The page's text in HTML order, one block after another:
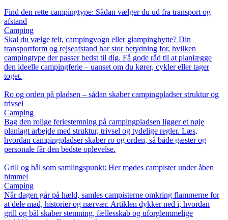
Find den rette campingtype: Sådan vælger du ud fra transport og
afstand
Camping
Skal du vælge telt, campingvogn eller glampinghytte? Din
transportform og rejseafstand har stor betydning for, hvilken
campingtype der passer bedst til dig. Få gode råd til at planlægge
den ideelle campingferie – uanset om du kører, cykler eller tager
toget.
Ro og orden på pladsen – sådan skaber campingpladser struktur og
trivsel
Camping
Bag den rolige feriestemning på campingpladsen ligger et nøje
planlagt arbejde med struktur, trivsel og tydelige regler. Læs,
hvordan campingpladser skaber ro og orden, så både gæster og
personale får den bedste oplevelse.
Grill og bål som samlingspunkt: Her mødes campister under åben
himmel
Camping
Når dagen går på hæld, samles campisterne omkring flammerne for
at dele mad, historier og nærvær. Artiklen dykker ned i, hvordan
grill og bål skaber stemning, fællesskab og uforglemmelige